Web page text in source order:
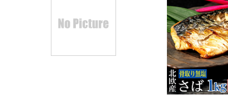
おもちゃ
グ：9位
2026/01/15
おもちゃ
グ：26位